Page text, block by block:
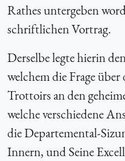
Rathes untergeben
schriftlichen Vortrag.
Derselbe legte hierin
welchem die Frage
Trottoirs an den
welche verschiedene
die Departemental-
Innern, und Seine